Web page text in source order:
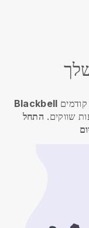
שווקים. התחל